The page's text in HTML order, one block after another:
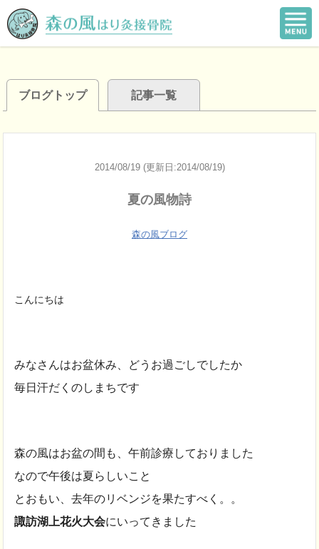
ブログトップ 記事一覧
2014/08/19 (更新日:2014/08/19)
夏の風物詩
森の風ブログ
こんにちは
みなさんはお盆休み、どうお過ごしでしたか
毎日汗だくのしまちです
森の風はお盆の間も、午前診療しておりました
なので午後は夏らしいこと
とおもい、去年のリベンジを果たすべく。。
諏訪湖上花火大会にいってきました